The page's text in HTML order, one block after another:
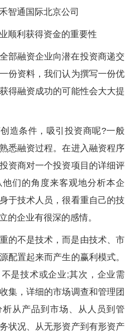
智通国际北京公司
顺利获得资金的重要性
部融资企业向潜在投资商递交
份资料，我们认为撰写一份优
得融资成功的可能性会大大提
造条件，吸引投资商呢?一般
悉融资过程。在进入融资程序
资商对一个投资项目的详细评
们的角度来客观地分析本企
于技术人员，很看重自己的技
的企业有很深的感情。
的不是技术，而是由技术、市
配置起来而产生的赢利模式。
是技术或企业;其次，企业需
集，详细的市场调查和管理团
析从产品到市场、从人员到管
状况、从无形资产到有形资产